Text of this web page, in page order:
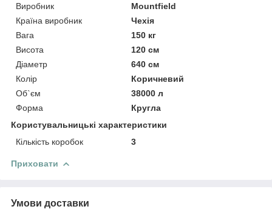
Виробник
Mountfield
Країна виробник
Чехія
Вага
150 кг
Висота
120 см
Діаметр
640 см
Колір
Коричневий
Об`єм
38000 л
Форма
Кругла
Користувальницькі характеристики
Кількість коробок
3
Приховати
Умови доставки